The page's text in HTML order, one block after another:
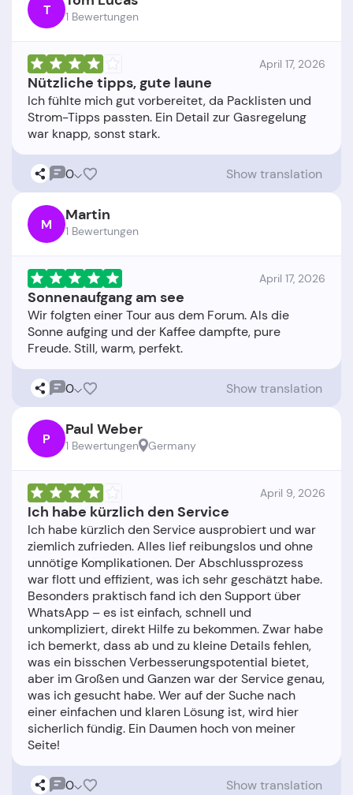
T 1 Bewertungen
April 17, 2026
Nützliche tipps, gute laune
Ich fühlte mich gut vorbereitet, da Packlisten und
Strom-Tipps passten. Ein Detail zur Gasregelung
0 Show translation
M Martin
1 Bewertungen
April 17, 2026
Sonnenaufgang am see
Wir folgten einer Tour aus dem Forum. Als die
Sonne aufging und der Kaffee dampfte, pure
0 Show translation
P Paul Weber
1 Bewertungen Germany
April 9, 2026
Ich habe kürzlich den Service
Ich habe kürzlich den Service ausprobiert und war
ziemlich zufrieden. Alles lief reibungslos und ohne
unnötige Komplikationen. Der Abschlussprozess
war flott und effizient, was ich sehr geschätzt habe.
Besonders praktisch fand ich den Support über
WhatsApp – es ist einfach, schnell und
unkompliziert, direkt Hilfe zu bekommen. Zwar habe
ich bemerkt, dass ab und zu kleine Details fehlen,
was ein bisschen Verbesserungspotential bietet,
aber im Großen und Ganzen war der Service genau,
was ich gesucht habe. Wer auf der Suche nach
einer einfachen und klaren Lösung ist, wird hier
sicherlich fündig. Ein Daumen hoch von meiner
0 Show translation